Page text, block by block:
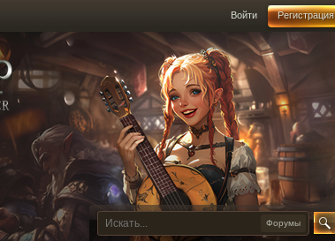
Войти Регистрация
Форумы